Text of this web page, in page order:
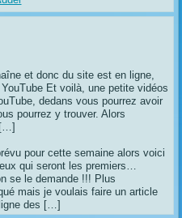
et donc du site est en ligne,
Et voilà, une petite vidéos
dedans vous pourrez avoir
pourrez y trouver. Alors
[…]
pour cette semaine alors voici
qui seront les premiers…
se le demande !!! Plus
mais je voulais faire un article
des […]